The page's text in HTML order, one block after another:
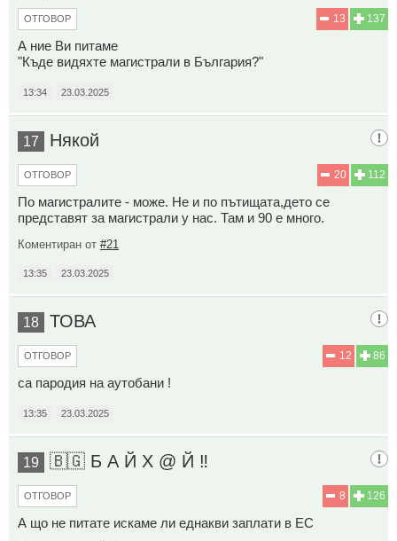
137
13
ОТГОВОР
А ние Ви питаме
"Къде видяхте магистрали в България?"
13:34 23.03.2025
17 Някой
112
20
ОТГОВОР
По магистралите - може. Не и по пътищата,дето се
представят за магистрали у нас. Там и 90 е много.
Коментиран от #21
13:35 23.03.2025
18 ТОВА
86
12
ОТГОВОР
са пародия на аутобани !
13:35 23.03.2025
19 🇧🇬 Б А Й Х @ Й ‼️
126
8
ОТГОВОР
А що не питате искаме ли еднакви заплати в ЕС